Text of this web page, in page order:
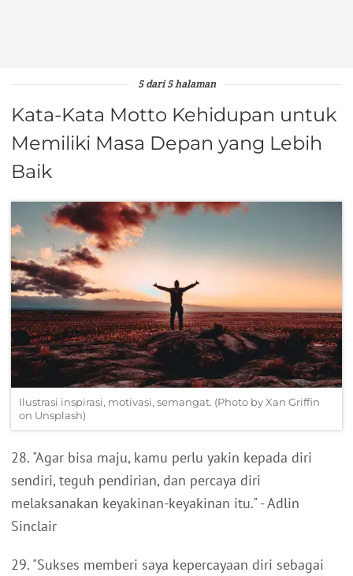
5 dari 5 halaman
Kata-Kata Motto Kehidupan untuk
Memiliki Masa Depan yang Lebih
Baik
Ilustrasi inspirasi, motivasi, semangat. (Photo by Xan Griffin
on Unsplash)
28. "Agar bisa maju, kamu perlu yakin kepada diri
sendiri, teguh pendirian, dan percaya diri
melaksanakan keyakinan-keyakinan itu." - Adlin
Sinclair
29. "Sukses memberi saya kepercayaan diri sebagai